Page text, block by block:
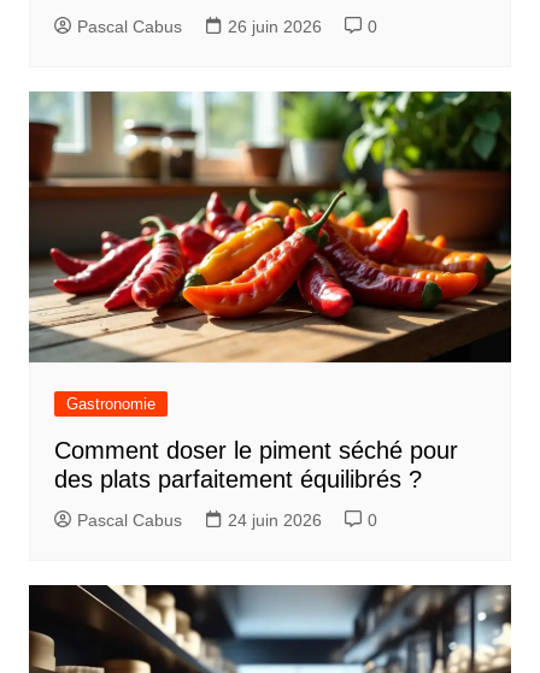
Pascal Cabus 26 juin 2026 0
Gastronomie
Comment doser le piment séché pour
des plats parfaitement équilibrés ?
Pascal Cabus 24 juin 2026 0